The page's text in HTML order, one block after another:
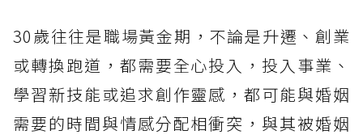
30歲往往是職場黃金期，不論是升遷、創業
或轉換跑道，都需要全心投入，投入事業、
學習新技能或追求創作靈感，都可能與婚姻
需要的時間與情感分配相衝突，與其被婚姻